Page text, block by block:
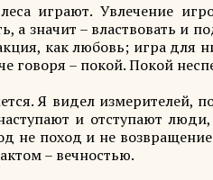
играют. Увлечение
а значит – властвовать и
как любовь; игра для
говоря – покой. Покой
Я видел измерителей,
и отступают
не поход и не
– вечностью.